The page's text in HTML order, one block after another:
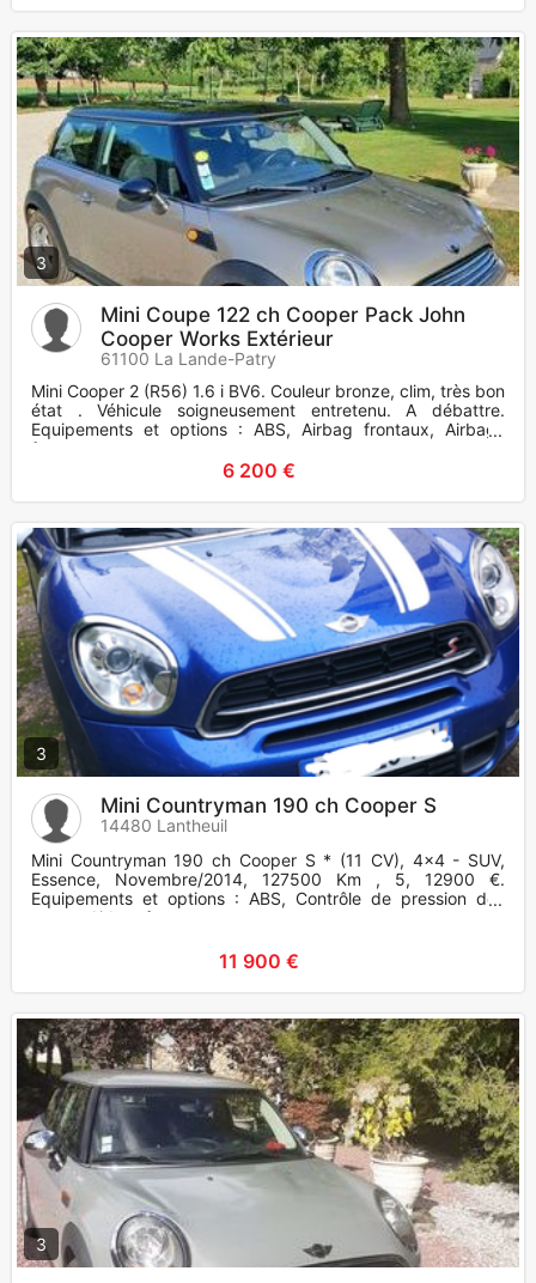
3
Mini Coupe 122 ch Cooper Pack John
Cooper Works Extérieur
61100 La Lande-Patry
Mini Cooper 2 (R56) 1.6 i BV6. Couleur bronze, clim, très bon
état . Véhicule soigneusement entretenu. A débattre.
Equipements et options : ABS, Airbag frontaux, Airbags
frontaux
6 200 €
3
Mini Countryman 190 ch Cooper S
14480 Lantheuil
Mini Countryman 190 ch Cooper S * (11 CV), 4x4 - SUV,
Essence, Novembre/2014, 127500 Km , 5, 12900 €.
Equipements et options : ABS, Contrôle de pression des
pneus, Airbag frontaux
11 900 €
3